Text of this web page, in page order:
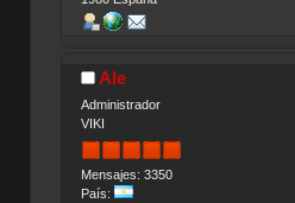
Ale
Administrador
VIKI
Mensajes: 3350
País: